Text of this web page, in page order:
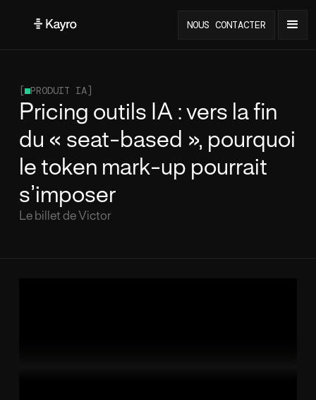
NOUS CONTACTER
[ PRODUIT IA]
Pricing outils IA : vers la fin
du « seat-based », pourquoi
le token mark-up pourrait
s’imposer
Le billet de Victor